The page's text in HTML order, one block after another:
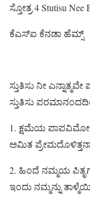
ಸ್ತೋತ್ರ 4 Stutisu Nee
ಕೆಎಸ್ಐ ಕೆನಡಾ ಹೆಮ್ಸ್
ಸ್ತುತಿಸು ನೀ
ಸ್ತುತಿಸು
1. ಕ್ಷಮೆಯ
ಅಮಿತ
2. ಹಿಂದೆ ನಮ್ಮಯ
ಇಂದು ನಮ್ಮನ್ನು